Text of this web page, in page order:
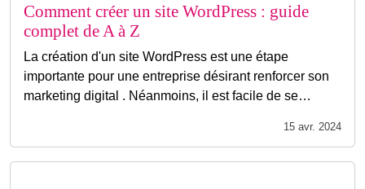
Comment créer un site WordPress : guide
complet de A à Z
La création d'un site WordPress est une étape
importante pour une entreprise désirant renforcer son
marketing digital . Néanmoins, il est facile de se…
15 avr. 2024